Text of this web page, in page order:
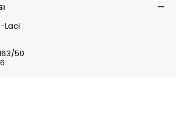
Laci
50